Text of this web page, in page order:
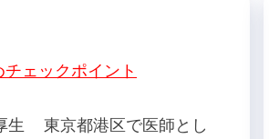
ェックポイント
生 東京都港区で医師とし